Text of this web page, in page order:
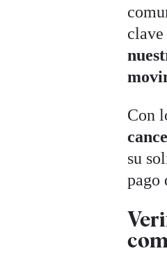
clave
Con
su
pago